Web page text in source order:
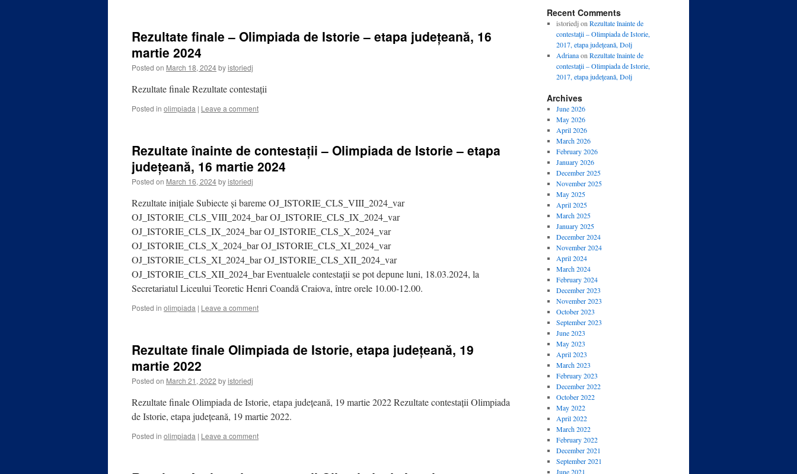
Rezultate finale – Olimpiada de Istorie – etapa județeană, 16
martie 2024
Posted on March 18, 2024byistoriedj
Rezultate finale Rezultate contestații
Posted in olimpiada | Leave a comment
Rezultate înainte de contestații – Olimpiada de Istorie – etapa
județeană, 16 martie 2024
Posted on March 16, 2024byistoriedj
Rezultate inițiale Subiecte și bareme OJ_ISTORIE_CLS_VIII_2024_var
OJ_ISTORIE_CLS_VIII_2024_bar OJ_ISTORIE_CLS_IX_2024_var
OJ_ISTORIE_CLS_IX_2024_bar OJ_ISTORIE_CLS_X_2024_var
OJ_ISTORIE_CLS_X_2024_bar OJ_ISTORIE_CLS_XI_2024_var
OJ_ISTORIE_CLS_XI_2024_bar OJ_ISTORIE_CLS_XII_2024_var
OJ_ISTORIE_CLS_XII_2024_bar Eventualele contestații se pot depune luni, 18.03.2024, la
Secretariatul Liceului Teoretic Henri Coandă Craiova, între orele 10.00-12.00.
Posted in olimpiada | Leave a comment
Rezultate finale Olimpiada de Istorie, etapa județeană, 19
martie 2022
Posted on March 21, 2022 byistoriedj
Rezultate finale Olimpiada de Istorie, etapa județeană, 19 martie 2022 Rezultate contestații Olimpiada
de Istorie, etapa județeană, 19 martie 2022.
Posted in olimpiada | Leave a comment
Recent Comments
istoriedjon Rezultate înainte de
contestaţii – Olimpiada de Istorie,
2017, etapa judeţeană, Dolj
Adrianaon Rezultate înainte de
contestaţii – Olimpiada de Istorie,
2017, etapa judeţeană, Dolj
Archives
June 2026
May 2026
April 2026
March 2026
February 2026
January 2026
December 2025
November 2025
May 2025
April 2025
March 2025
January 2025
December 2024
November 2024
April 2024
March 2024
February 2024
December 2023
November 2023
October 2023
September 2023
June 2023
May 2023
April 2023
March 2023
February 2023
December 2022
October 2022
May 2022
April 2022
March 2022
February 2022
December 2021
September 2021
June 2021